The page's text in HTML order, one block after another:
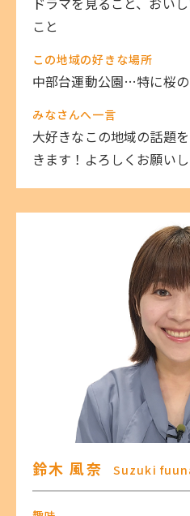
こと
この地域の好きな場所
中部台運動公園…特に桜の
みなさんへ一言
大好きなこの地域の話題
きます！よろしくお願いし
鈴木 風奈 Suzuki